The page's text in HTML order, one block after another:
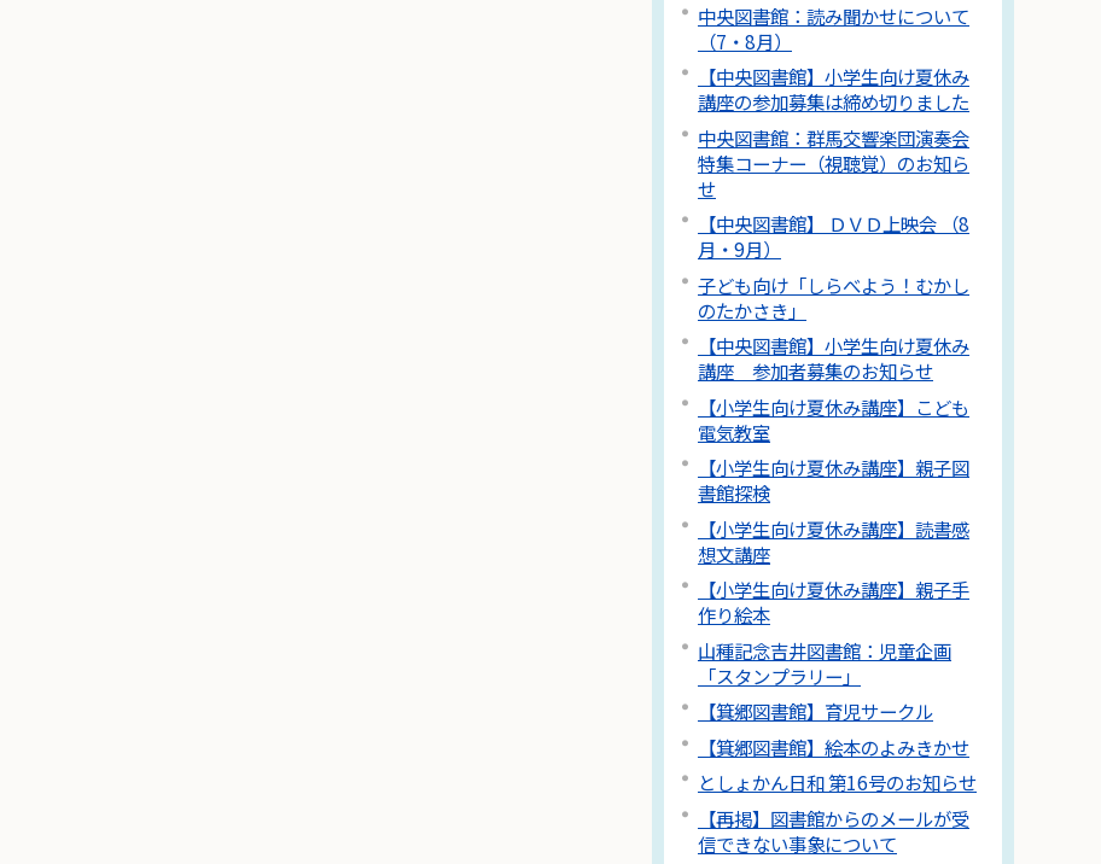
中央図書館：読み聞かせについて
（7・8月）
【中央図書館】小学生向け夏休み
講座の参加募集は締め切りました
中央図書館：群馬交響楽団演奏会
特集コーナー（視聴覚）のお知ら
せ
【中央図書館】 ＤＶＤ上映会 （8
月・9月）
子ども向け「しらべよう！むかし
のたかさき」
【中央図書館】小学生向け夏休み
講座 参加者募集のお知らせ
【小学生向け夏休み講座】こども
電気教室
【小学生向け夏休み講座】親子図
書館探検
【小学生向け夏休み講座】読書感
想文講座
【小学生向け夏休み講座】親子手
作り絵本
山種記念吉井図書館：児童企画
「スタンプラリー」
【箕郷図書館】育児サークル
【箕郷図書館】絵本のよみきかせ
としょかん日和 第16号のお知らせ
【再掲】図書館からのメールが受
信できない事象について